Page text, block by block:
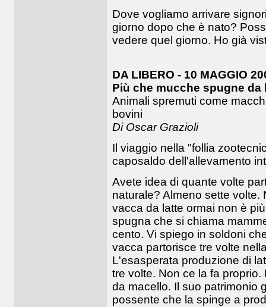
Dove vogliamo arrivare
giorno dopo che è nato?
vedere quel giorno. Ho già
DA LIBERO - 10 MAGGIO
Più che mucche spugne da
Animali spremuti come
bovini
Di Oscar Grazioli
Il viaggio nella "follia
caposaldo dell'allevamento
Avete idea di quante volte
naturale? Almeno sette
vacca da latte ormai non è
spugna che si chiama
cento. Vi spiego in soldoni
vacca partorisce tre volte
L'esasperata produzione di
tre volte. Non ce la fa
da macello. Il suo patrimonio
possente che la spinge a